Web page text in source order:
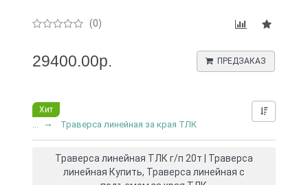
(0)
29400.00р. ПРЕДЗАКАЗ
Хит
Траверса линейная за края ТЛК
Траверса линейная ТЛК г/п 20т | Траверса
линейная Купить, Траверса линейная с